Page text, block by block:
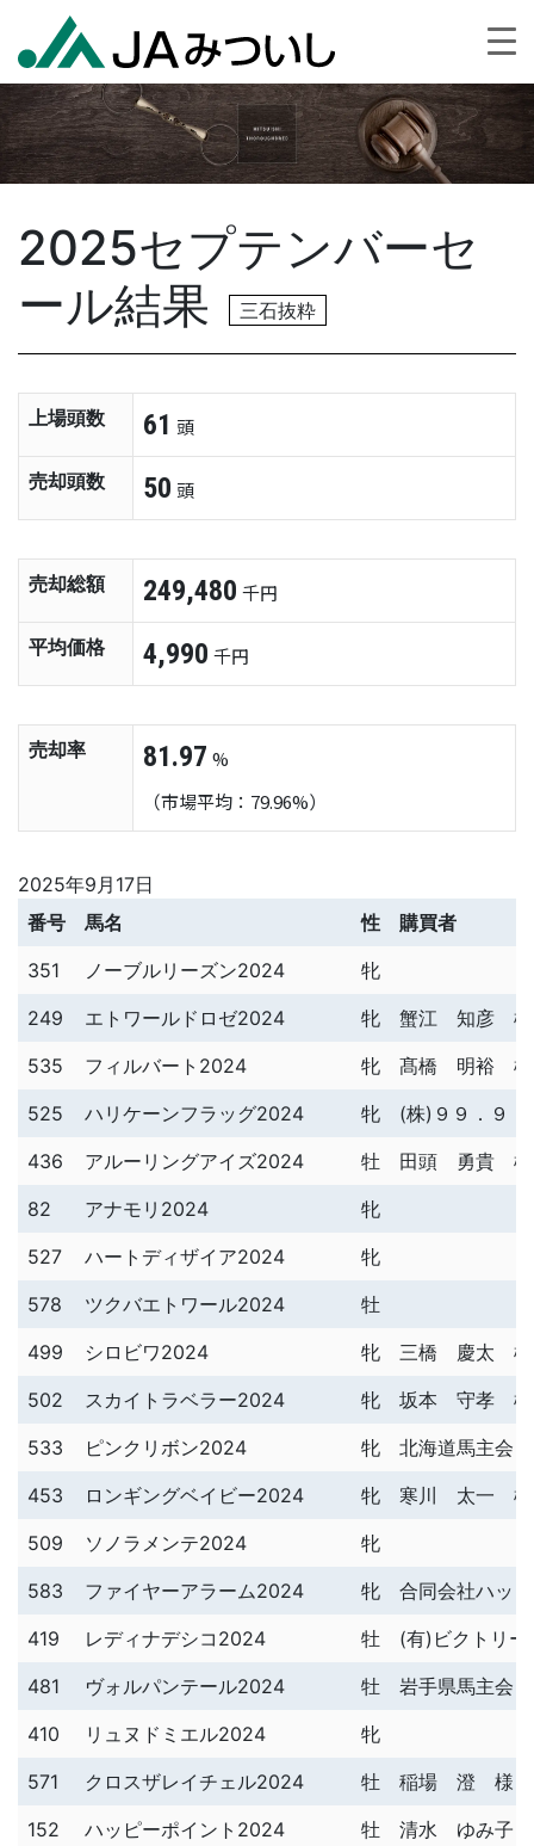
2025セプテンバーセ
ール結果
三石抜粋
上場頭数 61 頭
売却頭数 50 頭
売却総額 249,480 千円
平均価格 4,990 千円
売却率 81.97 %
（市場平均：79.96%）
2025年9月17日
番号
馬名 性
購買者
351
ノーブルリーズン2024
牝
249
エトワールドロゼ2024 牝
蟹江 知彦 様
535
フィルバート2024 牝
髙橋 明裕 様
525
ハリケーンフラッグ2024 牝
(株)９９．９
436
アルーリングアイズ2024 牡
田頭 勇貴 様
82
アナモリ2024
牝
527
ハートディザイア2024
牝
578
ツクバエトワール2024
牡
499
シロビワ2024 牝
三橋 慶太 様
502
スカイトラベラー2024 牝
坂本 守孝 様
533
ピンクリボン2024 牝
北海道馬主
453
ロンギングベイビー2024 牝
寒川 太一 様
509
ソノラメンテ2024
牝
583
ファイヤーアラーム2024 牝
合同会社ハッ
419
レディナデシコ2024 牡
(有)ビクトリ
481
ヴォルパンテール2024 牡
岩手県馬主会
410
リュヌドミエル2024
牝
571
クロスザレイチェル2024 牡
稲場 澄 様
152
ハッピーポイント2024 牡
清水 ゆみ子